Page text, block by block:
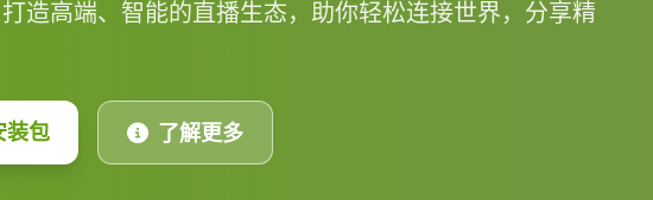
造高端、智能的直播生态，助你轻松连接世界，分享精
装包 了解更多